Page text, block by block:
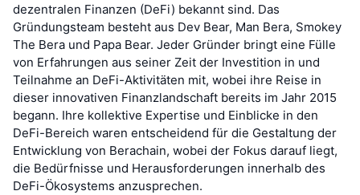
dezentralen Finanzen (DeFi) bekannt sind. Das
Gründungsteam besteht aus Dev Bear, Man Bera, Smokey
The Bera und Papa Bear. Jeder Gründer bringt eine Fülle
von Erfahrungen aus seiner Zeit der Investition in und
Teilnahme an DeFi-Aktivitäten mit, wobei ihre Reise in
dieser innovativen Finanzlandschaft bereits im Jahr 2015
begann. Ihre kollektive Expertise und Einblicke in den
DeFi-Bereich waren entscheidend für die Gestaltung der
Entwicklung von Berachain, wobei der Fokus darauf liegt,
die Bedürfnisse und Herausforderungen innerhalb des
DeFi-Ökosystems anzusprechen.